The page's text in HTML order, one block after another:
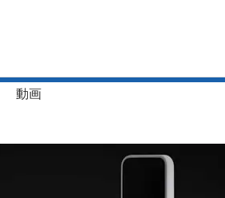
動画